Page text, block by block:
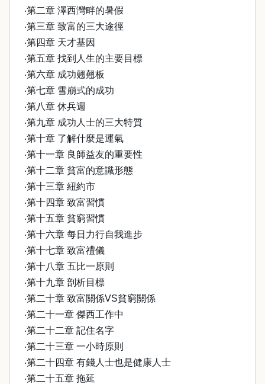
‧第二章 澤西灣畔的暑假
‧第三章 致富的三大途徑
‧第四章 天才基因
‧第五章 找到人生的主要目標
‧第六章 成功翹翹板
‧第七章 雪崩式的成功
‧第八章 休兵週
‧第九章 成功人士的三大特質
‧第十章 了解什麼是運氣
‧第十一章 良師益友的重要性
‧第十二章 貧富的意識形態
‧第十三章 紐約市
‧第十四章 致富習慣
‧第十五章 貧窮習慣
‧第十六章 每日力行自我進步
‧第十七章 致富禮儀
‧第十八章 五比一原則
‧第十九章 剖析目標
‧第二十章 致富關係VS貧窮關係
‧第二十一章 傑西工作中
‧第二十二章 記住名字
‧第二十三章 一小時原則
‧第二十四章 有錢人士也是健康人士
‧第二十五章 拖延